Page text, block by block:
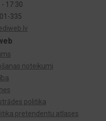
noteikumi
politika
pretendentu atlases
- 17:30
335